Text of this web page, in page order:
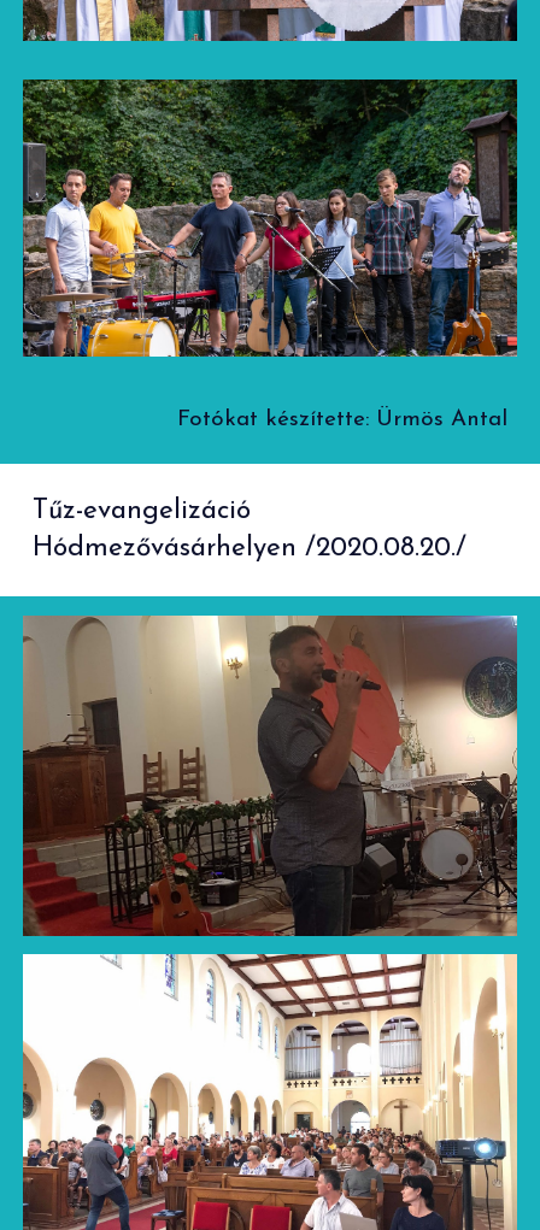
Fotókat készítette: Ürmös Antal
Tűz-evangelizáció
Hódmezővásárhelyen /2020.08.20./